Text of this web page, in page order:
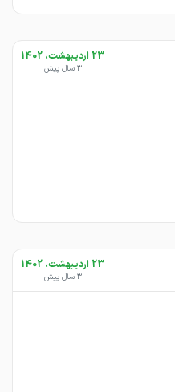
23 اردیبهشت، 1402
3 سال پیش
23 اردیبهشت، 1402
3 سال پیش